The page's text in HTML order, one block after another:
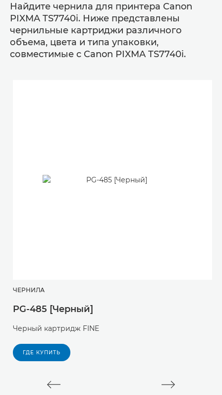
Найдите чернила для принтера Canon
PIXMA TS7740i. Ниже представлены
чернильные картриджи различного
объема, цвета и типа упаковки,
совместимые с Canon PIXMA TS7740i.
ЧЕРНИЛА
PG-485 [Черный]
Черный картридж FINE
ГДЕ КУПИТЬ